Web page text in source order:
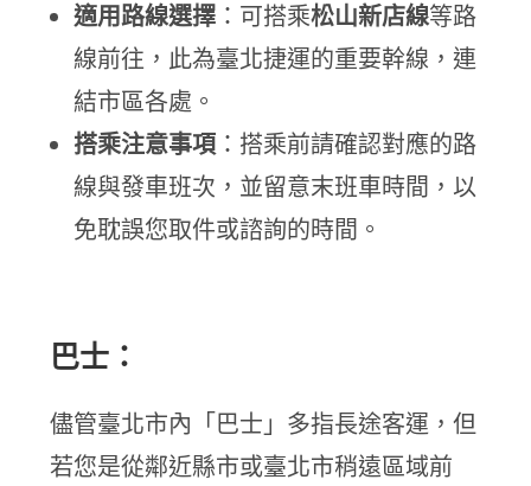
適用路線選擇 ：可搭乘松山新店線等路
線前往，此為臺北捷運的重要幹線，連
結市區各處。
搭乘注意事項 ：搭乘前請確認對應的路
線與發車班次，並留意末班車時間，以
免耽誤您取件或諮詢的時間。
巴士：
儘管臺北市內「巴士」多指長途客運，但
若您是從鄰近縣市或臺北市稍遠區域前